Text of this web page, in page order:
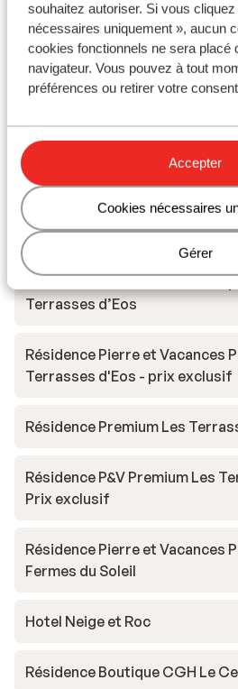
souhaitez autoriser. Si vous
nécessaires uniquement », aucun
cookies fonctionnels ne sera placé
navigateur. Vous pouvez à tout
préférences ou retirer votre
Accepter
Cookies nécessaires
Gérer
Résidence MGM Alhena
Résidence MGM Alexane
Club Belambra Flaine
Résidence Gémeaux
Hôtel Le Totem
Terrasses d’Eos
Résidence Pierre et Vacances
Terrasses d'Eos - prix exclusif
Résidence Premium Les
Résidence P&V Premium Les
Prix exclusif
Résidence Pierre et Vacances
Fermes du Soleil
Hotel Neige et Roc
Résidence Boutique CGH Le